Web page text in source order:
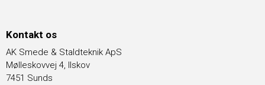
Kontakt os
AK Smede & Staldteknik ApS
Mølleskovvej 4, Ilskov
7451 Sunds